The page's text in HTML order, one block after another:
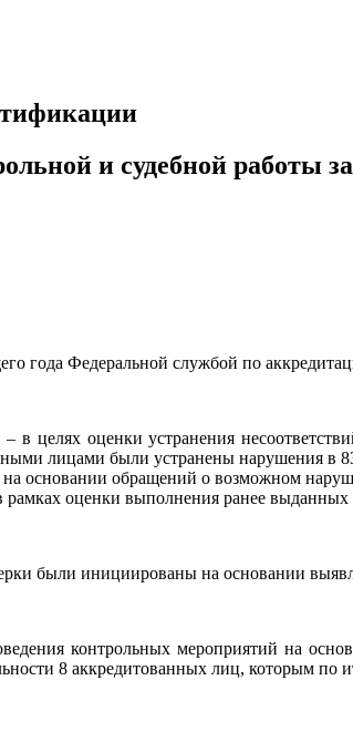
и судебной работы
года Федеральной службой по
– в целях оценки устранения
лицами были устранены нарушения в
основании обращений о возможном
рамках оценки выполнения ранее
были инициированы на основании
контрольных мероприятий на
8 аккредитованных лиц, которым